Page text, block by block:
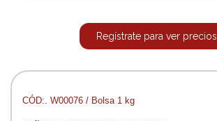
Regístrate para ver precios
CÓD:. W00076 / Bolsa 1 kg